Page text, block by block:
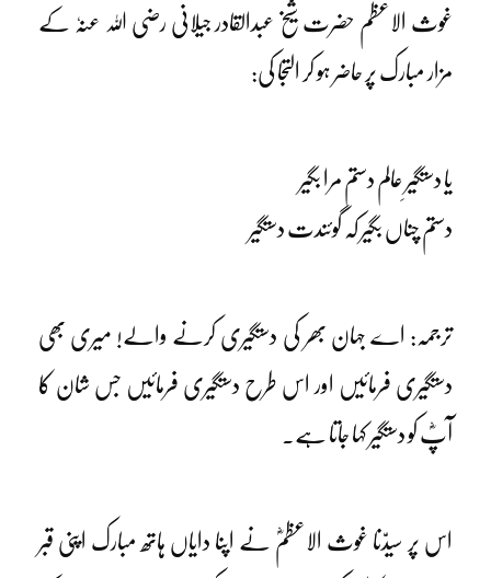
غوث الاعظم حضرت شیخ عبدالقادر جیلانی رضی اللہ عنہٗ کے
مزار مبارک پر حاضر ہو کر التجا کی:
یا دستگیرِ عالم دستم مرا بگیر
دستم چناں بگیر کہ گوئندت دستگیر
ترجمہ: اے جہان بھر کی دستگیری کرنے والے! میری بھی
دستگیری فرمائیں اور اس طرح دستگیری فرمائیں جس شان کا
آپؓ کو دستگیر کہا جاتا ہے۔
اس پر سیدّنا غوث الاعظمؓ نے اپنا دایاں ہاتھ مبارک اپنی قبر